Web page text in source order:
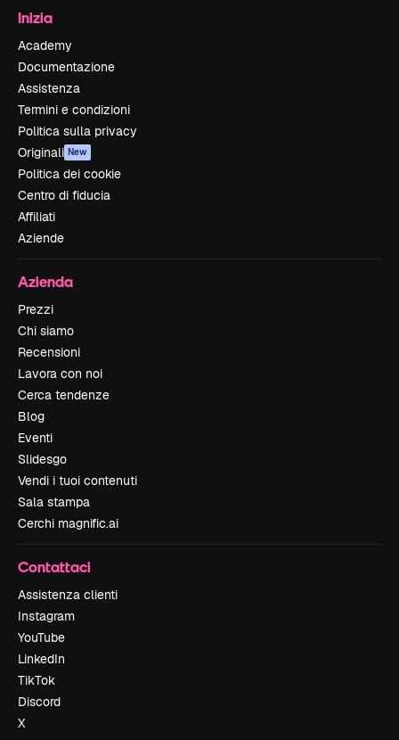
Inizia
Academy
Documentazione
Assistenza
Termini e condizioni
Politica sulla privacy
Originali New
Politica dei cookie
Centro di fiducia
Affiliati
Aziende
Azienda
Prezzi
Chi siamo
Recensioni
Lavora con noi
Cerca tendenze
Blog
Eventi
Slidesgo
Vendi i tuoi contenuti
Sala stampa
Cerchi magnific.ai
Contattaci
Assistenza clienti
Instagram
YouTube
LinkedIn
TikTok
Discord
X